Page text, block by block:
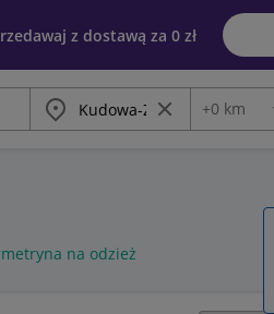
z dostawą za 0 zł
Miasto Wyczyść frazę
Odległość
+0 km
na odzież